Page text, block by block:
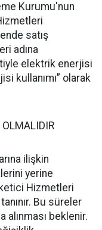
Kurumu'nun
satış
adına
elektrik enerjisi
kullanımı” olarak
ilişkin
yerine
Hizmetleri
Bu süreler
alınması beklenir.